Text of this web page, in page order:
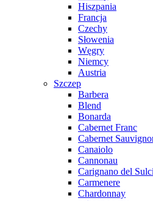
Hiszpania
Francja
Czechy
Słowenia
Węgry
Niemcy
Austria
Szczep
Barbera
Blend
Bonarda
Cabernet Franc
Cabernet
Canaiolo
Cannonau
Carignano del
Carmenere
Chardonnay